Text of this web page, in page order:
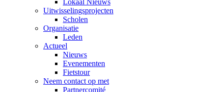
Lokaal Nieuws
Uitwisselingsprojecten
Scholen
Organisatie
Leden
Actueel
Nieuws
Evenementen
Fietstour
Neem contact op met
Partnercomité